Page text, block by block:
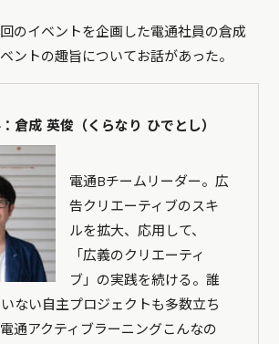
のイベントを企画した電通社員の倉成
ントの趣旨についてお話があった。
倉成 英俊（くらなり ひでとし）
電通Bチームリーダー。広
告クリエーティブのスキ
ルを拡大、応用して、
「広義のクリエーティ
ブ」の実践を続ける。誰
ない自主プロジェクトも多数立ち
通アクティブラーニングこんなの